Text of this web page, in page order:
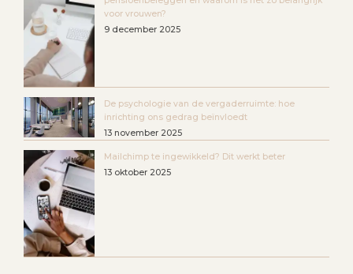
voor vrouwen?
9 december 2025
De psychologie van de vergaderruimte: hoe
inrichting ons gedrag beïnvloedt
13 november 2025
Mailchimp te ingewikkeld? Dit werkt beter
13 oktober 2025